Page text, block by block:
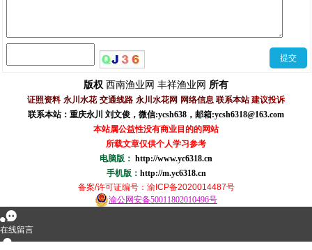
版权 西南渔业网 丰祥渔业网 所有
证照资料 永川水花 交通线路 永川水花网 网络信息 联系本站 建议投诉
联系本站：重庆永川 刘文俊， 微信:ycsh638 ， 邮箱:ycsh6318@163.com
本站属公益性没有商业目的的网站
所载文章仅供个人学习参考
电脑版： http://www.yc6318.cn
手机版： http://m.yc6318.cn
备案/许可证编号：渝ICP备2020014487号
渝公网安备50011802010496号
󰂮
在线留言
󰇇